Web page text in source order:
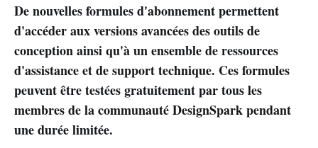
De nouvelles formules d'abonnement permettent
d'accéder aux versions avancées des outils de
conception ainsi qu'à un ensemble de ressources
d'assistance et de support technique. Ces formules
peuvent être testées gratuitement par tous les
membres de la communauté DesignSpark pendant
une durée limitée.